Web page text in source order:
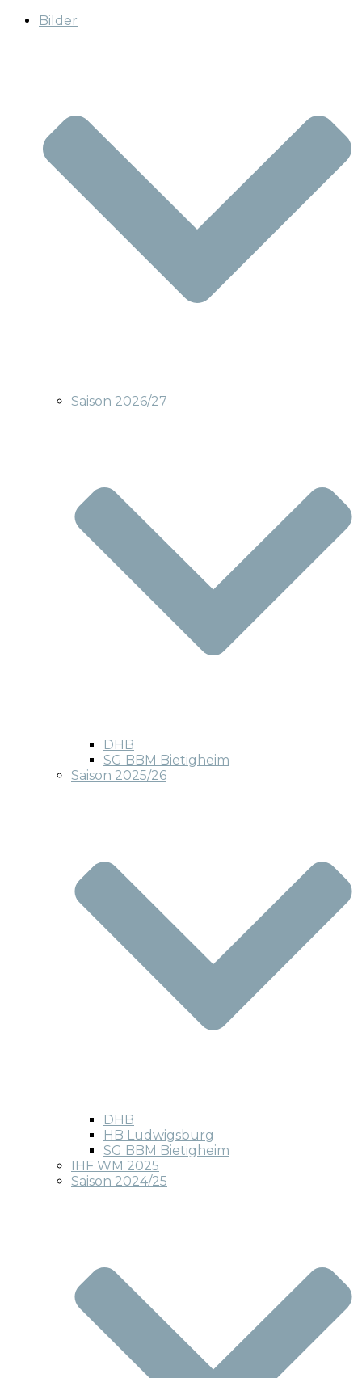
Bilder
Saison 2026/27
DHB
SG BBM Bietigheim
Saison 2025/26
DHB
HB Ludwigsburg
SG BBM Bietigheim
IHF WM 2025
Saison 2024/25